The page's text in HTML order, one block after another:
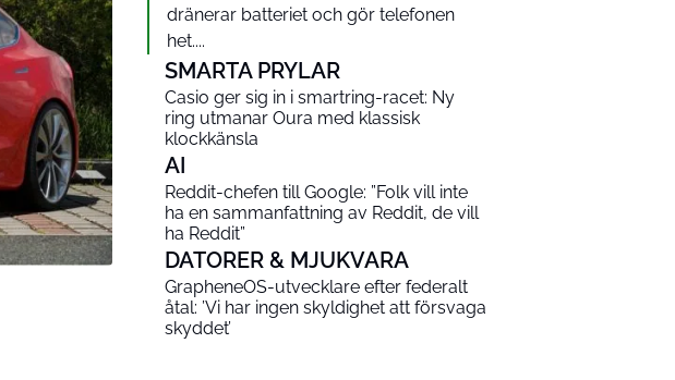
dränerar batteriet och gör telefonen
het....
SMARTA PRYLAR
Casio ger sig in i smartring-racet: Ny
ring utmanar Oura med klassisk
klockkänsla
AI
Reddit-chefen till Google: ”Folk vill inte
ha en sammanfattning av Reddit, de vill
ha Reddit”
DATORER & MJUKVARA
GrapheneOS-utvecklare efter federalt
åtal: ’Vi har ingen skyldighet att försvaga
skyddet’